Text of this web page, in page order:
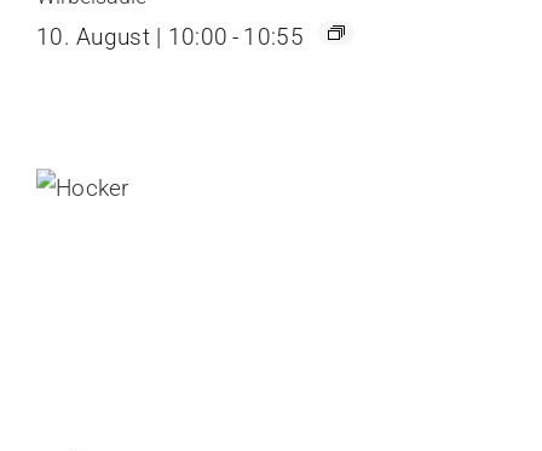
10. August | 10:00 - 10:55